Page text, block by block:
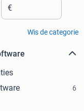
€
Wis de categorie
6